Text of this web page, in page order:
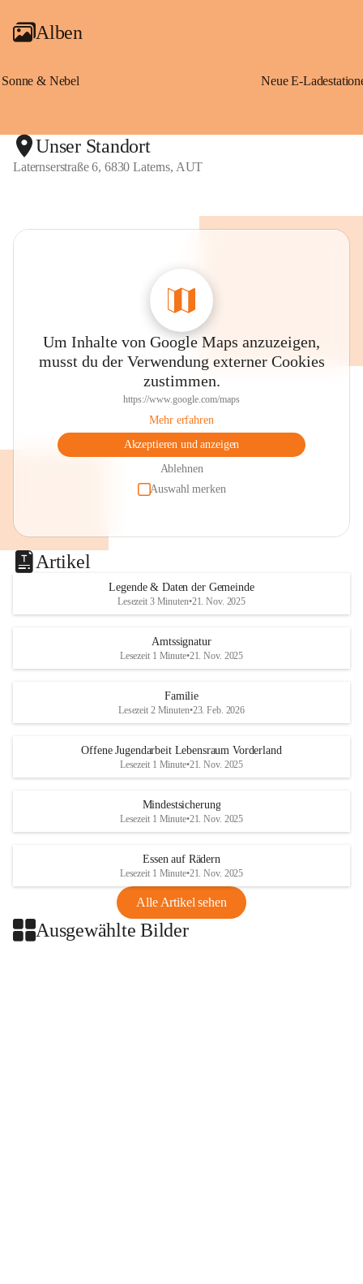
Alben
Sonne & Nebel
Unser Standort
Laternserstraße 6, 6830 Laterns, AUT
Um Inhalte von Google Maps anzuzeigen,
musst du der Verwendung externer Cookies
zustimmen.
https://www.google.com/maps
Mehr erfahren
Akzeptieren und anzeigen
Ablehnen
Auswahl merken
Artikel
Legende & Daten der Gemeinde
Lesezeit 3 Minuten•21. Nov. 2025
Amtssignatur
Lesezeit 1 Minute•21. Nov. 2025
Familie
Lesezeit 2 Minuten•23. Feb. 2026
Offene Jugendarbeit Lebensraum Vorderland
Lesezeit 1 Minute•21. Nov. 2025
Mindestsicherung
Lesezeit 1 Minute•21. Nov. 2025
Essen auf Rädern
Lesezeit 1 Minute•21. Nov. 2025
Alle Artikel sehen
Ausgewählte Bilder